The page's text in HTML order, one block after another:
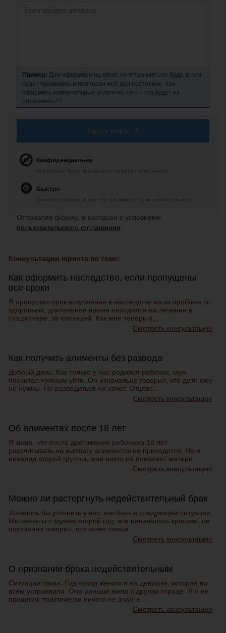
Пример: Дом оформлен на меня, но я там жить не буду, в нем
будет проживать и прописан мой дед постоянно. Как
оформить коммунальные услуги на него и кто будет их
оплачивать??
Задать вопрос
Конфиденциально
Все данные будут переданы по защищенному каналу.
Быстро
Заполните форму, и уже через 5 минут с вами свяжется юрист.
Отправляя форму, я согласен с условиями
пользовательского соглашения
Консультации юриста по теме:
Как оформить наследство, если пропущены
все сроки
Я пропустил срок вступления в наследство из-за проблем со
здоровьем, длительное время находился на лечении в
стационаре, за границей. Как мне теперь о...
Смотреть консультацию
Как получить алименты без развода
Добрый день. Как только у нас родился ребенок, муж
посчитал нужным уйти. Он изначально говорил, что дети ему
не нужны. Но разводиться не хочет. Отцовс...
Смотреть консультацию
Об алиментах после 18 лет
Я знаю, что после достижения ребенком 18 лет
рассчитывать на выплату алиментов не приходится. Но я
инвалид второй группы, мне никто не помогает матери...
Смотреть консультацию
Можно ли расторгнуть недействительный брак
Хотелось бы уточнить у вас, как быть в следующей ситуации.
Мы женаты с мужем второй год, все начиналось красиво, он
постоянно говорил, что хочет семьи...
Смотреть консультацию
О признании брака недействительным
Ситуация такая. Год назад женился на девушке, которая во
всем устраивала. Она раньше жила в другом городе. Я о ее
прошлом практически ничего не знал и...
Смотреть консультацию